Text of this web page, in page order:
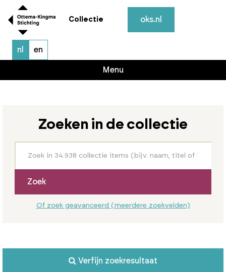
Collectie oks.nl
nl en
Menu
Zoeken in de collectie
Zoek
Of zoek geavanceerd (meerdere zoekvelden)
Verfijn zoekresultaat